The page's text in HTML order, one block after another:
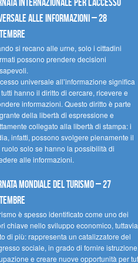
internazionale per l’accesso
alle informazioni – 28
si recano alle urne, solo i cittadini
possono prendere decisioni
universale all’informazione significa
hanno il diritto di cercare, ricevere e
informazioni. Questo diritto è parte
della libertà di espressione e
collegato alla libertà di stampa: i
infatti, possono svolgere pienamente il
solo se hanno la possibilità di
alle informazioni.
mondiale del turismo – 27
è spesso identificato come uno dei
chiave nello sviluppo economico,
di più: rappresenta un catalizzatore del
sociale, in grado di fornire istruzione,
e creare nuove opportunità per